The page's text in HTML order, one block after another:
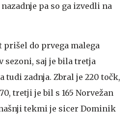
pa so ga izvedli na
prišel do prvega malega
sezoni, saj je bila tretja
zadnja. Zbral je 220 točk,
tretji je bil s 165 Norvežan
tekmi je sicer Dominik